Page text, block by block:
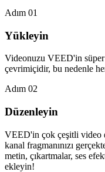
Adım 01
Yükleyin
Videonuzu VEED'in süper
çevrimiçidir, bu nedenle
Adım 02
Düzenleyin
VEED'in çok çeşitli video
kanal fragmanınızı
metin, çıkartmalar, ses
ekleyin!